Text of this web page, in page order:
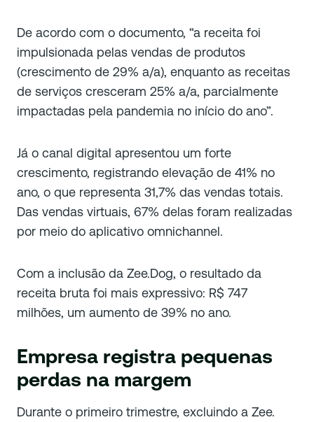
De acordo com o documento, “a receita foi
impulsionada pelas vendas de produtos
(crescimento de 29% a/a), enquanto as receitas
de serviços cresceram 25% a/a, parcialmente
impactadas pela pandemia no início do ano”.
Já o canal digital apresentou um forte
crescimento, registrando elevação de 41% no
ano, o que representa 31,7% das vendas totais.
Das vendas virtuais, 67% delas foram realizadas
por meio do aplicativo omnichannel.
Com a inclusão da Zee.Dog, o resultado da
receita bruta foi mais expressivo: R$ 747
milhões, um aumento de 39% no ano.
Empresa registra pequenas
perdas na margem
Durante o primeiro trimestre, excluindo a Zee.